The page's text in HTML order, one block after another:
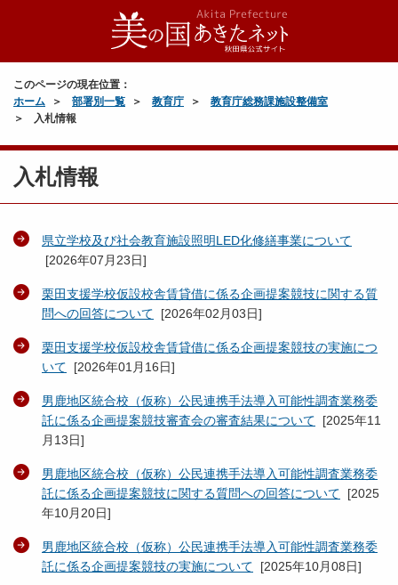
このページの現在位置：
ホーム
部署別一覧 教育庁
教育庁総務課施設整備室
入札情報
入札情報
県立学校及び社会教育施設照明LED化修繕事業について
[2026年07月23日]
栗田支援学校仮設校舎賃貸借に係る企画提案競技に関する質
問への回答について [2026年02月03日]
栗田支援学校仮設校舎賃貸借に係る企画提案競技の実施につ
いて [2026年01月16日]
男鹿地区統合校（仮称）公民連携手法導入可能性調査業務委
託に係る企画提案競技審査会の審査結果について [2025年11
月13日]
男鹿地区統合校（仮称）公民連携手法導入可能性調査業務委
託に係る企画提案競技に関する質問への回答について [2025
年10月20日]
男鹿地区統合校（仮称）公民連携手法導入可能性調査業務委
託に係る企画提案競技の実施について [2025年10月08日]